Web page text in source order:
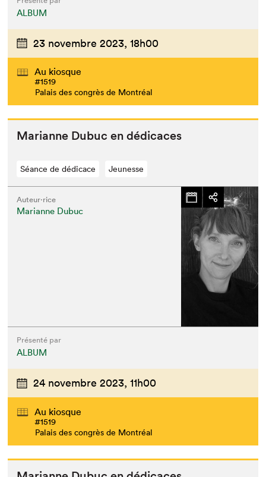
ALBUM
23 novembre 2023, 18h00
Au kiosque
#1519
Palais des congrès de Montréal
Mar­i­anne Dubuc en dédicaces
Séance de dédicace Jeunesse
Auteur·rice
Marianne Dubuc
Présenté par
ALBUM
24 novembre 2023, 11h00
Au kiosque
#1519
Palais des congrès de Montréal